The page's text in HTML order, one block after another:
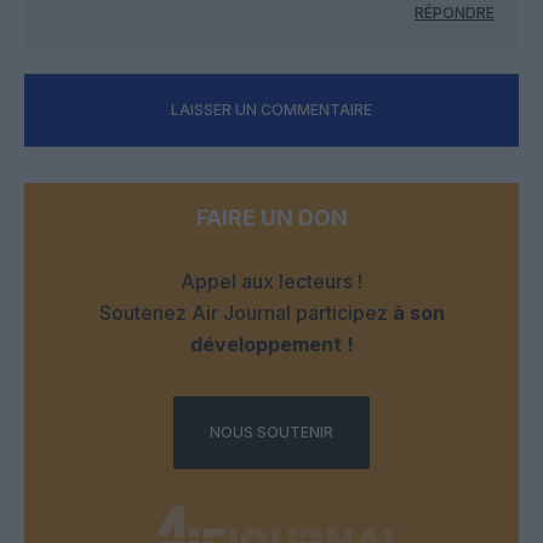
RÉPONDRE
LAISSER UN COMMENTAIRE
FAIRE UN DON
Appel aux lecteurs !
Soutenez Air Journal participez à son
développement !
NOUS SOUTENIR